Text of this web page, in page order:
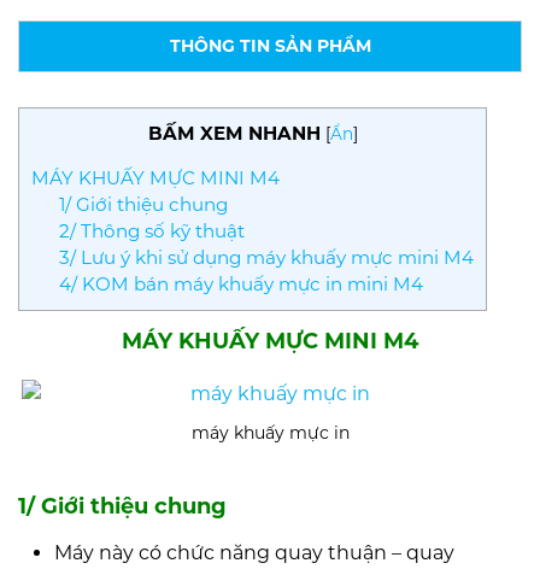
THÔNG TIN SẢN PHẨM
BẤM XEM NHANH [Ẩn]
MÁY KHUẤY MỰC MINI M4
1/ Giới thiệu chung
2/ Thông số kỹ thuật
3/ Lưu ý khi sử dụng máy khuấy mực mini M4
4/ KOM bán máy khuấy mực in mini M4
MÁY KHUẤY MỰC MINI M4
máy khuấy mực in
1/ Giới thiệu chung
Máy này có chức năng quay thuận – quay